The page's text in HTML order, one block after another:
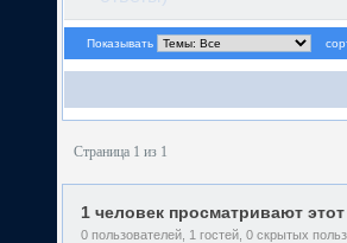
Показывать
Страница 1 из 1
1 человек просматривают
0 пользователей, 1 гостей, 0 скрытых